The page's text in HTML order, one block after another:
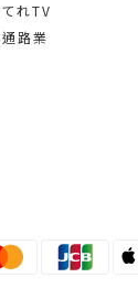
れTV
路業